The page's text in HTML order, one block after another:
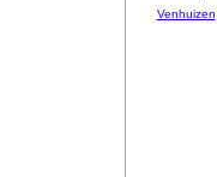
Venhuizen